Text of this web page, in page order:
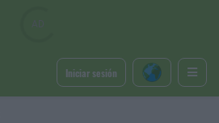
Iniciar sesión